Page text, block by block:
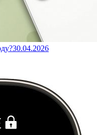
30.04.2026